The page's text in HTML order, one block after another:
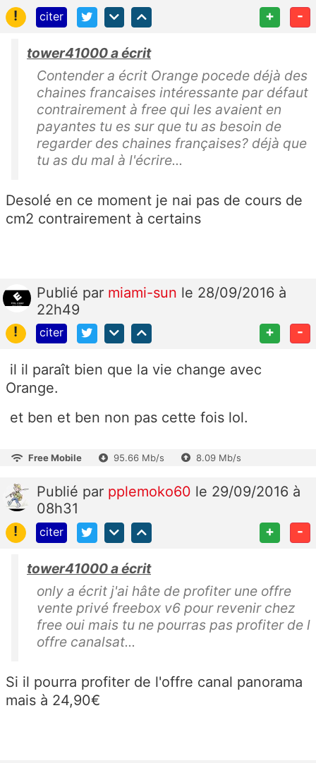
!
citer + -
tower41000 a écrit
Contender a écrit Orange pocede déjà des
chaines francaises intéressante par défaut
contrairement à free qui les avaient en
payantes tu es sur que tu as besoin de
regarder des chaines françaises? déjà que
tu as du mal à l'écrire...
Desolé en ce moment je nai pas de cours de
cm2 contrairement à certains
Publié par miami-sun le 28/09/2016 à
22h49
!
citer + -
il il paraît bien que la vie change avec
Orange.
et ben et ben non pas cette fois lol.
Free Mobile 95.66 Mb/s 8.09 Mb/s
Publié par pplemoko60 le 29/09/2016 à
08h31
!
citer + -
tower41000 a écrit
only a écrit j'ai hâte de profiter une offre
vente privé freebox v6 pour revenir chez
free oui mais tu ne pourras pas profiter de l
offre canalsat...
Si il pourra profiter de l'offre canal panorama
mais à 24,90€